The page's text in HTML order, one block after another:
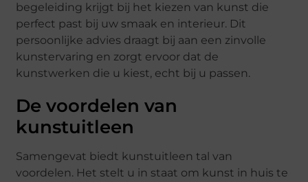
begeleiding krijgt bij het kiezen van kunst die
perfect past bij uw smaak en interieur. Dit
persoonlijke advies draagt bij aan een zinvolle
kunstervaring en zorgt ervoor dat de
kunstwerken die u kiest, echt bij u passen.
De voordelen van
kunstuitleen
Samengevat biedt kunstuitleen tal van
voordelen. Het stelt u in staat om kunst in huis te